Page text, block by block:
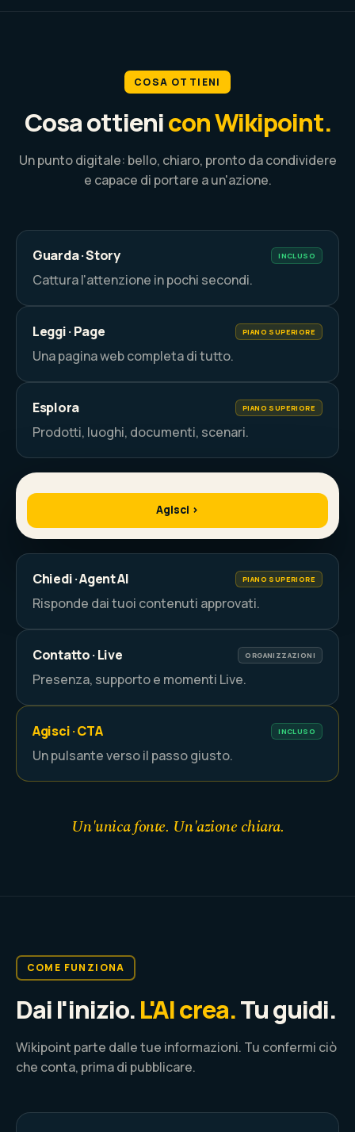
COSA OTTIENI
Cosa ottienicon Wikipoint.
Un punto digitale: bello, chiaro, pronto da condividere
e capace di portare a un'azione.
Guarda · Story INCLUSO
Cattura l'attenzione in pochi secondi.
Leggi · Page PIANO SUPERIORE
Una pagina web completa di tutto.
Esplora PIANO SUPERIORE
Prodotti, luoghi, documenti, scenari.
Il tuo Wikipoint
Agisci ›
Chiedi · Agent AI PIANO SUPERIORE
Risponde dai tuoi contenuti approvati.
Contatto · Live ORGANIZZAZIONI
Presenza, supporto e momenti Live.
Agisci · CTA INCLUSO
Un pulsante verso il passo giusto.
Un'unica fonte. Un'azione chiara.
COME FUNZIONA
Dai l'inizio.L'AI crea.Tu guidi.
Wikipoint parte dalle tue informazioni. Tu confermi ciò
che conta, prima di pubblicare.